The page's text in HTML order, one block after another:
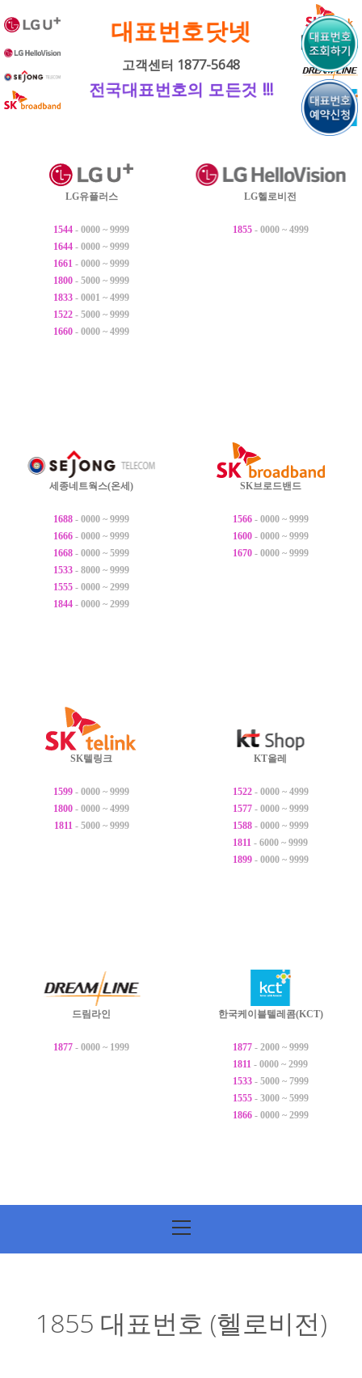
용
으
로
로
대표번호닷넷
고객센터 1877-5648
전국대표번호의 모든것 !!!
LG유플러스
1544 - 0000 ~ 9999
1644 - 0000 ~ 9999
1661 - 0000 ~ 9999
1800 - 5000 ~ 9999
1833 - 0001 ~ 4999
1522 - 5000 ~ 9999
1660 - 0000 ~ 4999
LG헬로비전
1855- 0000 ~ 4999
세종네트웍스(온세)
1688 - 0000 ~ 9999
1666 - 0000 ~ 9999
1668 - 0000 ~ 5999
1533 - 8000 ~ 9999
1555 - 0000 ~ 2999
1844 - 0000 ~ 2999
SK브로드밴드
1566- 0000 ~ 9999
1600- 0000 ~ 9999
1670- 0000 ~ 9999
SK텔링크
1599 - 0000 ~ 9999
1800 - 0000 ~ 4999
1811- 5000 ~ 9999
KT올레
1522- 0000 ~ 4999
1577- 0000 ~ 9999
1588- 0000 ~ 9999
1811 - 6000 ~ 9999
1899- 0000 ~ 9999
드림라인
1877 - 0000 ~ 1999
한국케이블텔레콤(KCT)
1877- 2000 ~ 9999
1811 - 0000 ~ 2999
1533- 5000 ~ 7999
1555- 3000 ~ 5999
1866- 0000 ~ 2999
본
메
1855 대표번호 (헬로비전)